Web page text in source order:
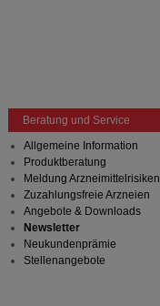
Beratung und Service
Allgemeine Information
Produktberatung
Meldung Arzneimittelrisiken
Zuzahlungsfreie Arzneien
Angebote & Downloads
Newsletter
Neukundenprämie
Stellenangebote